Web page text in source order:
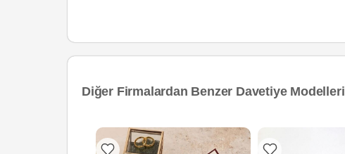
Diğer Firmalardan Benzer Davetiye Modelleri